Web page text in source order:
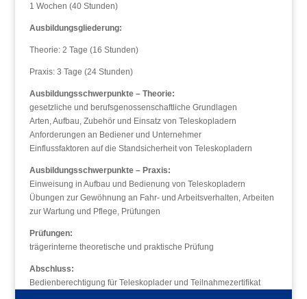
1 Wochen (40 Stunden)
Ausbildungsgliederung:
Theorie: 2 Tage (16 Stunden)
Praxis: 3 Tage (24 Stunden)
Ausbildungsschwerpunkte – Theorie:
gesetzliche und berufsgenossenschaftliche Grundlagen
Arten, Aufbau, Zubehör und Einsatz von Teleskopladern
Anforderungen an Bediener und Unternehmer
Einflussfaktoren auf die Standsicherheit von Teleskopladern
Ausbildungsschwerpunkte – Praxis:
Einweisung in Aufbau und Bedienung von Teleskopladern
Übungen zur Gewöhnung an Fahr- und Arbeitsverhalten, Arbeiten
zur Wartung und Pflege, Prüfungen
Prüfungen:
trägerinterne theoretische und praktische Prüfung
Abschluss:
Bedienberechtigung für Teleskoplader und Teilnahmezertifikat